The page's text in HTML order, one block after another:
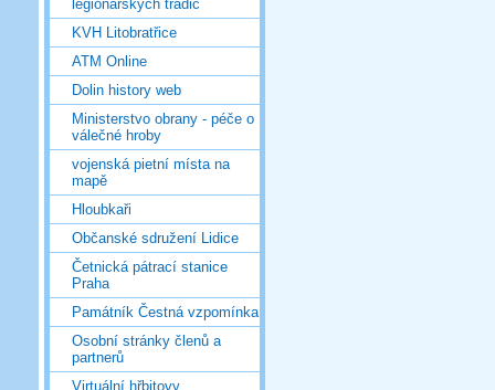
legionářských tradic
KVH Litobratřice
ATM Online
Dolin history web
Ministerstvo obrany - péče o
válečné hroby
vojenská pietní místa na
mapě
Hloubkaři
Občanské sdružení Lidice
Četnická pátrací stanice
Praha
Památník Čestná vzpomínka
Osobní stránky členů a
partnerů
Virtuální hřbitovy